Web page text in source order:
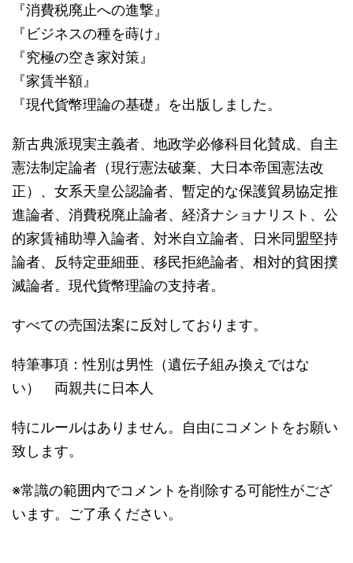
『消費税廃止への進撃』
『ビジネスの種を蒔け』
『究極の空き家対策』
『家賃半額』
『現代貨幣理論の基礎』を出版しました。
新古典派現実主義者、地政学必修科目化賛成、自主
憲法制定論者（現行憲法破棄、大日本帝国憲法改
正）、女系天皇公認論者、暫定的な保護貿易協定推
進論者、消費税廃止論者、経済ナショナリスト、公
的家賃補助導入論者、対米自立論者、日米同盟堅持
論者、反特定亜細亜、移民拒絶論者、相対的貧困撲
滅論者。現代貨幣理論の支持者。
すべての売国法案に反対しております。
特筆事項：性別は男性（遺伝子組み換えではな
い） 両親共に日本人
特にルールはありません。自由にコメントをお願い
致します。
※常識の範囲内でコメントを削除する可能性がござ
います。ご了承ください。